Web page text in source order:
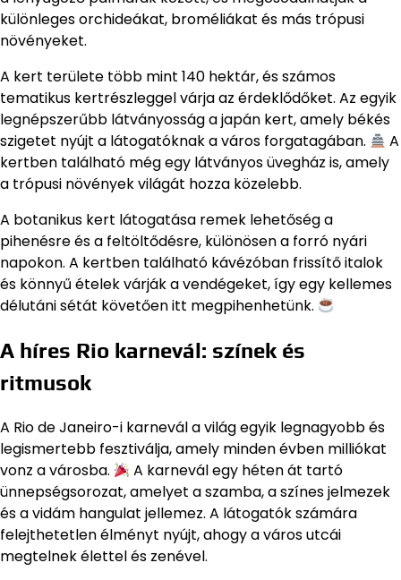
különleges orchideákat, broméliákat és más trópusi
növényeket.
A kert területe több mint 140 hektár, és számos
tematikus kertrészleggel várja az érdeklődőket. Az egyik
legnépszerűbb látványosság a japán kert, amely békés
szigetet nyújt a látogatóknak a város forgatagában.
A
kertben található még egy látványos üvegház is, amely
a trópusi növények világát hozza közelebb.
A botanikus kert látogatása remek lehetőség a
pihenésre és a feltöltődésre, különösen a forró nyári
napokon. A kertben található kávézóban frissítő italok
és könnyű ételek várják a vendégeket, így egy kellemes
délutáni sétát követően itt megpihenhetünk.
A híres Rio karnevál: színek és
ritmusok
A Rio de Janeiro-i karnevál a világ egyik legnagyobb és
legismertebb fesztiválja, amely minden évben milliókat
vonz a városba.
A karnevál egy héten át tartó
ünnepségsorozat, amelyet a szamba, a színes jelmezek
és a vidám hangulat jellemez. A látogatók számára
felejthetetlen élményt nyújt, ahogy a város utcái
megtelnek élettel és zenével.